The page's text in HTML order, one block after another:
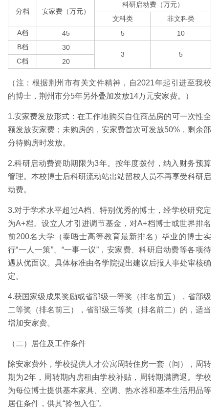
分档 安家费（万元）
科研启动费（万元）
文科类
非文科类
A档
45 5
10
B档
30
3
5
C档
20
（注：根据荆州市有关文件精神，自2021年起引进至我校
的博士，荆州市分5年另外叠加发放14万元安家费。）
1.安家费发放形式：在工作地购买自住商品房的可一次性全
额发放安家费；未购房的，安家费首次可发放50%，剩余部
分待购房时发放。
2.科研启动费资助期限为3年。按年度拨付，纳入财务预算
管理。本校博士后科研流动站出站留校人员不再享受科研启
动费。
3.对于学术水平超过A档、特别优秀的博士，经学校研究定
为A+档。设立人才引进调节基金，对A+档博士或世界排名
前200名大学（泰晤士高等教育最新排名）毕业的博士实
行“一人一策”、“一事一议”，安家费、科研启动费等各项待
遇从优面议。具体标准由各学院提出建议后报人事处审核确
定。
4.获国家级成果奖励或省部级一等奖（排名前五），省部级
二等奖（排名前三），省部级三等奖（排名前二）的，适当
增加安家费。
（二）居住及工作条件
除安家费外，学校提供人才公寓周转住房一套（间），周转
期为2年，周转期内房租由学校补贴，周转期满腾退。学校
为每位博士提供基本家具、空调、热水器和基本生活用品等
居住条件，供其“拎包入住”。